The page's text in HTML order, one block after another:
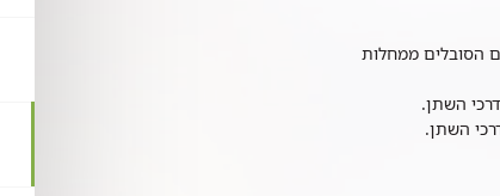
הסובלים ממחלות
השתן.
השתן.